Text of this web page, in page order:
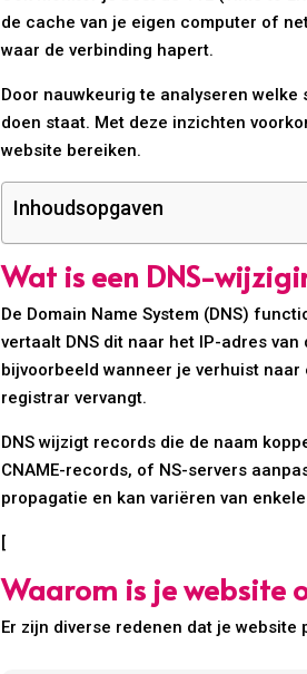
de cache van je eigen computer of
waar de verbinding hapert.
Door nauwkeurig te analyseren
doen staat. Met deze inzichten
website bereiken.
Inhoudsopgaven
Wat is een DNS-
De Domain Name System (DNS)
vertaalt DNS dit naar het IP-adres
bijvoorbeeld wanneer je verhuist
registrar vervangt.
DNS wijzigt records die de naam
CNAME-records, of NS-servers
propagatie en kan variëren van
[
Waarom is je website
Er zijn diverse redenen dat je